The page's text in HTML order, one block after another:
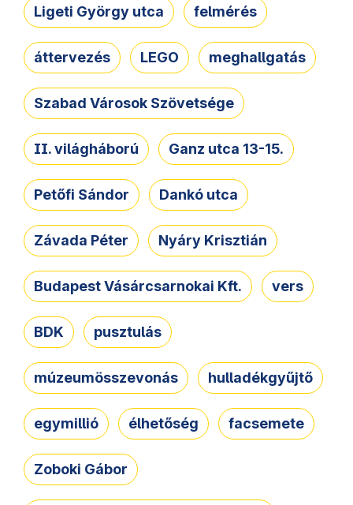
Ligeti György utca felmérés
áttervezés LEGO meghallgatás
Szabad Városok Szövetsége
II. világháború Ganz utca 13-15.
Petőfi Sándor Dankó utca
Závada Péter Nyáry Krisztián
Budapest Vásárcsarnokai Kft. vers
BDK pusztulás
múzeumösszevonás hulladékgyűjtő
egymillió élhetőség facsemete
Zoboki Gábor